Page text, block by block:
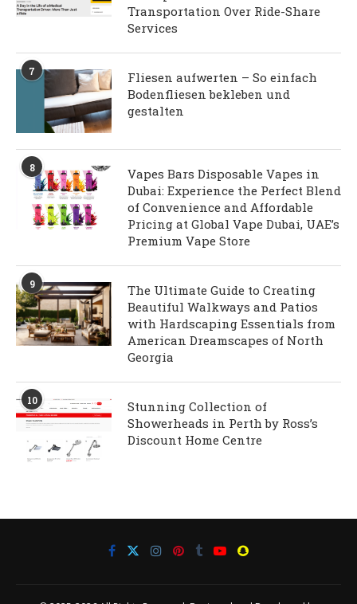
Transportation Over Ride-Share
Services
7
Fliesen aufwerten – So einfach
Bodenfliesen bekleben und
gestalten
8
Vapes Bars Disposable Vapes in
Dubai: Experience the Perfect Blend
of Convenience and Affordable
Pricing at Global Vape Dubai, UAE’s
Premium Vape Store
9
The Ultimate Guide to Creating
Beautiful Walkways and Patios
with Hardscaping Essentials from
American Dreamscapes of North
Georgia
10
Stunning Collection of
Showerheads in Perth by Ross’s
Discount Home Centre